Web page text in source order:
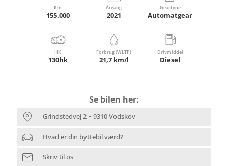
Km
155.000
Årgang
2021
Geartype
Automatgear
HK
130hk
Forbrug (WLTP)
21,7 km/l
Drivmiddel
Diesel
Se bilen her:
Grindstedvej 2 9310 Vodskov
Hvad er din byttebil værd?
Skriv til os